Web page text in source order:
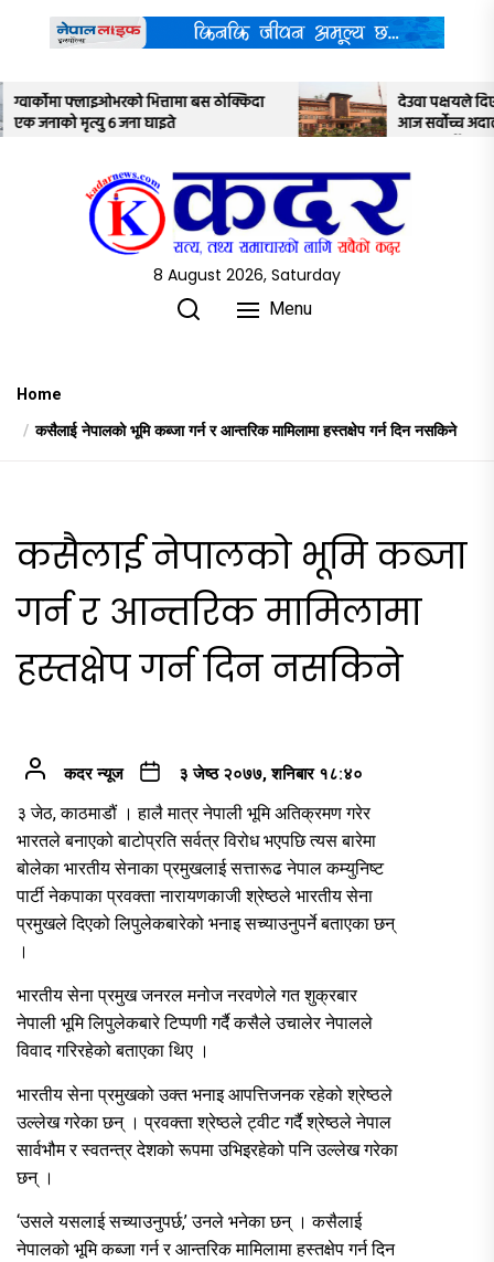
content
देउवा पक्षयले दिएकोे पुनरावलोकन निवेदनमाथि
आज सर्वोच्च अदालतका तीन न्यायाधीशले
8 August 2026, Saturday
Menu
Home
कसैलाई नेपालको भूमि कब्जा गर्न र आन्तरिक मामिलामा हस्तक्षेप गर्न दिन नसकिने
कसैलाई नेपालको भूमि कब्जा
गर्न र आन्तरिक मामिलामा
हस्तक्षेप गर्न दिन नसकिने
कदर न्यूज ३ जेष्ठ २०७७, शनिबार १८:४०
३ जेठ, काठमाडौं । हालै मात्र नेपाली भूमि अतिक्रमण गरेर
भारतले बनाएको बाटोप्रति सर्वत्र विरोध भएपछि त्यस बारेमा
बोलेका भारतीय सेनाका प्रमुखलाई सत्तारूढ नेपाल कम्युनिष्ट
पार्टी नेकपाका प्रवक्ता नारायणकाजी श्रेष्ठले भारतीय सेना
प्रमुखले दिएको लिपुलेकबारेको भनाइ सच्याउनुपर्ने बताएका छन्
।
भारतीय सेना प्रमुख जनरल मनोज नरवणेले गत शुक्रबार
नेपाली भूमि लिपुलेकबारे टिप्पणी गर्दै कसैले उचालेर नेपालले
विवाद गरिरहेको बताएका थिए ।
भारतीय सेना प्रमुखको उक्त भनाइ आपत्तिजनक रहेको श्रेष्ठले
उल्लेख गरेका छन् । प्रवक्ता श्रेष्ठले ट्वीट गर्दै श्रेष्ठले नेपाल
सार्वभौम र स्वतन्त्र देशको रूपमा उभिइरहेको पनि उल्लेख गरेका
छन् ।
‘उसले यसलाई सच्याउनुपर्छ,’ उनले भनेका छन् । कसैलाई
नेपालको भूमि कब्जा गर्न र आन्तरिक मामिलामा हस्तक्षेप गर्न दिन